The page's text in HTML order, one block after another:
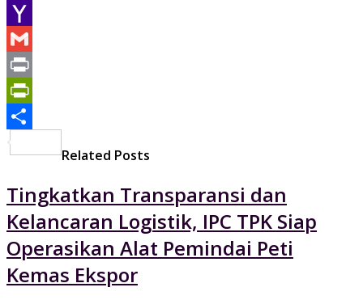
Email
Yahoo
Mail
Gmail
Print
PrintFriendly
Related Posts
Tingkatkan Transparansi dan
Kelancaran Logistik, IPC TPK Siap
Operasikan Alat Pemindai Peti
Kemas Ekspor